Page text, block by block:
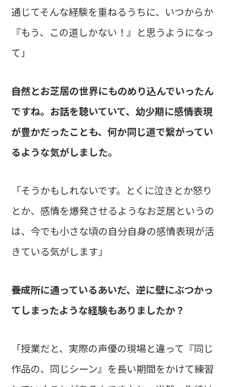
通じてそんな経験を重ねるうちに、いつからか
『もう、この道しかない！』と思うようになっ
て」
――自然とお芝居の世界にものめり込んでいったん
ですね。お話を聴いていて、幼少期に感情表現
が豊かだったことも、何か同じ道で繋がってい
るような気がしました。
「そうかもしれないです。とくに泣きとか怒り
とか、感情を爆発させるようなお芝居というの
は、今でも小さな頃の自分自身の感情表現が活
きている気がします」
――養成所に通っているあいだ、逆に壁にぶつかっ
てしまったような経験もありましたか？
「授業だと、実際の声優の現場と違って『同じ
作品の、同じシーン』を長い期間をかけて練習